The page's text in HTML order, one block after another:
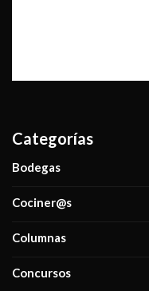
Categorías
Bodegas
Cociner@s
Columnas
Concursos